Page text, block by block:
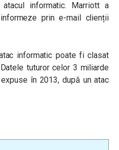
informatic. Marriott a
prin e-mail clienții
informatic poate fi clasat
tuturor celor 3 miliarde
în 2013, după un atac